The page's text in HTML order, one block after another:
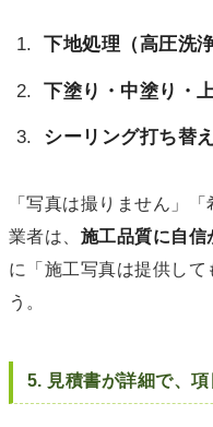
下地処理（高圧洗
下塗り・中塗り・
シーリング打ち替
「写真は撮りません」
業者は、 施工品質に自信
に「施工写真は提供して
う。
5. 見積書が詳細で、